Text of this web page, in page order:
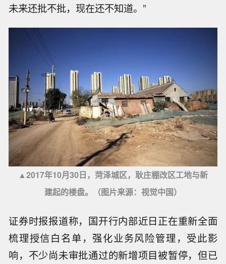
未来还批不批，现在还不知道。”
▲2017年10月30日，菏泽城区，耿庄棚改区工地与新
建起的楼盘。（图片来源：视觉中国）
证券时报报道称，国开行内部近日正在重新全面
梳理授信白名单，强化业务风险管理，受此影
响，不少尚未审批通过的新增项目被暂停，但已